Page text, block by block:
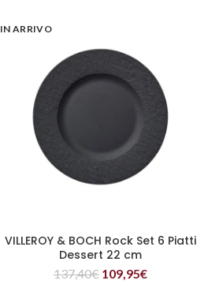
IN ARRIVO
LEGGI TUTTO
VILLEROY & BOCH Rock Set 6 Piatti
Dessert 22 cm
137,40€ 109,95€